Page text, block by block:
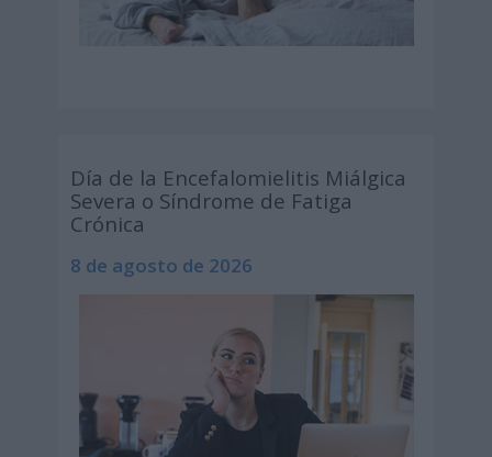
Día de la Encefalomielitis Miálgica
Severa o Síndrome de Fatiga
Crónica
8 de agosto de 2026